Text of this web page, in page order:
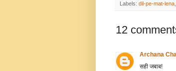
Labels: dil-pe-mat-lena,
12
Archana
सही जबाब!